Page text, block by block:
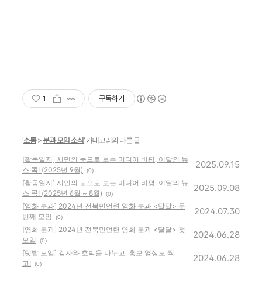
1 구독하기
'소통> 분과 모임 소식' 카테고리의 다른 글
[활동일지] 시민의 눈으로 보는 미디어 비평, 이달의 뉴
스 콕! (2025년 9월)
(0)
2025.09.15
[활동일지] 시민의 눈으로 보는 미디어 비평, 이달의 뉴
스 콕! (2025년 6월 ~ 8월)
(0)
2025.09.08
[영화 분과] 2024년 전북민언련 영화 분과 <달달> 두
번째 모임
(0)
2024.07.30
[영화 분과] 2024년 전북민언련 영화 분과 <달달> 첫
모임
(0)
2024.06.28
[텃밭 모임] 감자와 호박을 나누고, 홍보 영상도 찍
고! (0)
2024.06.28